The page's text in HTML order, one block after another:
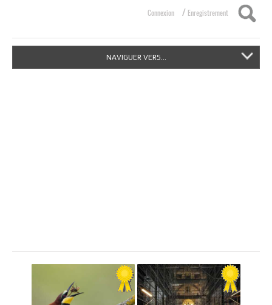
Connexion / Enregistrement
NAVIGUER VERS...